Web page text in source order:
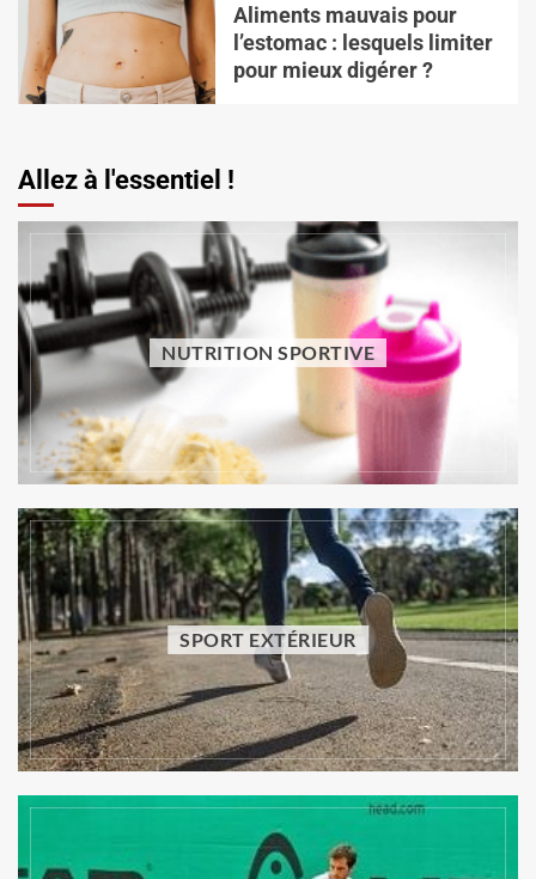
Vincent Trello 3 août 2026
NUTRITION SPORTIVE
Aliments mauvais pour l’estomac : lesquels
limiter pour mieux digérer ?
Vincent Trello 31 juillet 2026
Aliments mauvais pour
l’estomac : lesquels limiter
pour mieux digérer ?
Allez à l'essentiel !
NUTRITION SPORTIVE
SPORT EXTÉRIEUR